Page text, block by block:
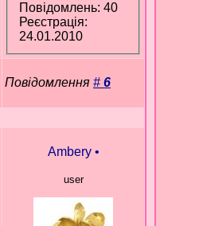
Повідомлень: 40
Реєстрація:
24.01.2010
Повідомлення # 6
Ambery •
user